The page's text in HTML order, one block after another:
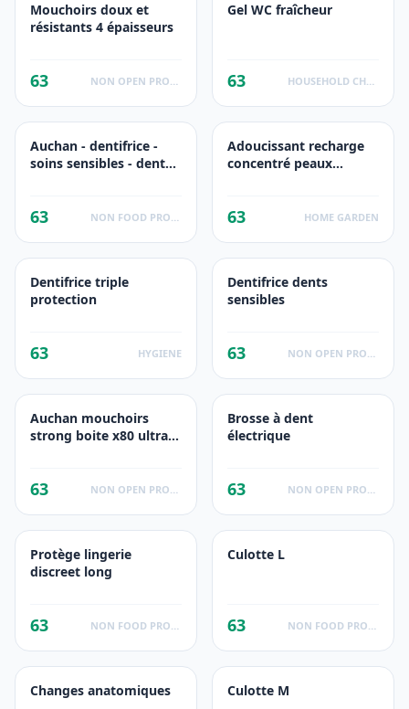
Mouchoirs doux et
résistants 4 épaisseurs
63
Gel WC fraîcheur
63
Auchan - dentifrice -
soins sensibles - dents
63
Adoucissant recharge
concentré peaux
63 HOME GARDEN
Dentifrice triple
protection
63 HYGIENE
Dentifrice dents
sensibles
63
Auchan mouchoirs
strong boite x80 ultra
63
Brosse à dent
électrique
63
Protège lingerie
discreet long
63
Culotte L
63
Changes anatomiques Culotte M